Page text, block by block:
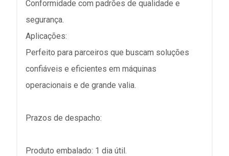
Conformidade com padrões de qualidade e
segurança.
Aplicações:
Perfeito para parceiros que buscam soluções
confiáveis e eficientes em máquinas
operacionais e de grande valia.
Prazos de despacho:
Produto embalado: 1 dia útil.